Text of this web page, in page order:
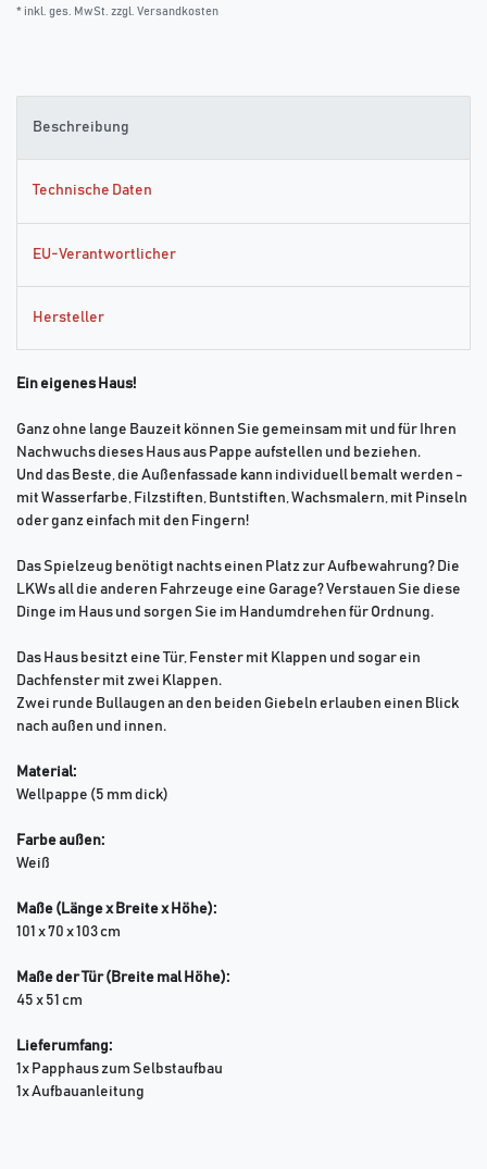
* inkl. ges. MwSt. zzgl. Versandkosten
Beschreibung
Technische Daten
EU-Verantwortlicher
Hersteller
Ein eigenes Haus!
Ganz ohne lange Bauzeit können Sie gemeinsam mit und für Ihren
Nachwuchs dieses Haus aus Pappe aufstellen und beziehen.
Und das Beste, die Außenfassade kann individuell bemalt werden -
mit Wasserfarbe, Filzstiften, Buntstiften, Wachsmalern, mit Pinseln
oder ganz einfach mit den Fingern!
Das Spielzeug benötigt nachts einen Platz zur Aufbewahrung? Die
LKWs all die anderen Fahrzeuge eine Garage? Verstauen Sie diese
Dinge im Haus und sorgen Sie im Handumdrehen für Ordnung.
Das Haus besitzt eine Tür, Fenster mit Klappen und sogar ein
Dachfenster mit zwei Klappen.
Zwei runde Bullaugen an den beiden Giebeln erlauben einen Blick
nach außen und innen.
Material:
Wellpappe (5 mm dick)
Farbe außen:
Weiß
Maße (Länge x Breite x Höhe):
101 x 70 x 103 cm
Maße der Tür (Breite mal Höhe):
45 x 51 cm
Lieferumfang:
1x Papphaus zum Selbstaufbau
1x Aufbauanleitung